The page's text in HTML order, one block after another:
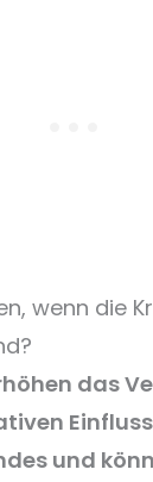
wenn die
das
und